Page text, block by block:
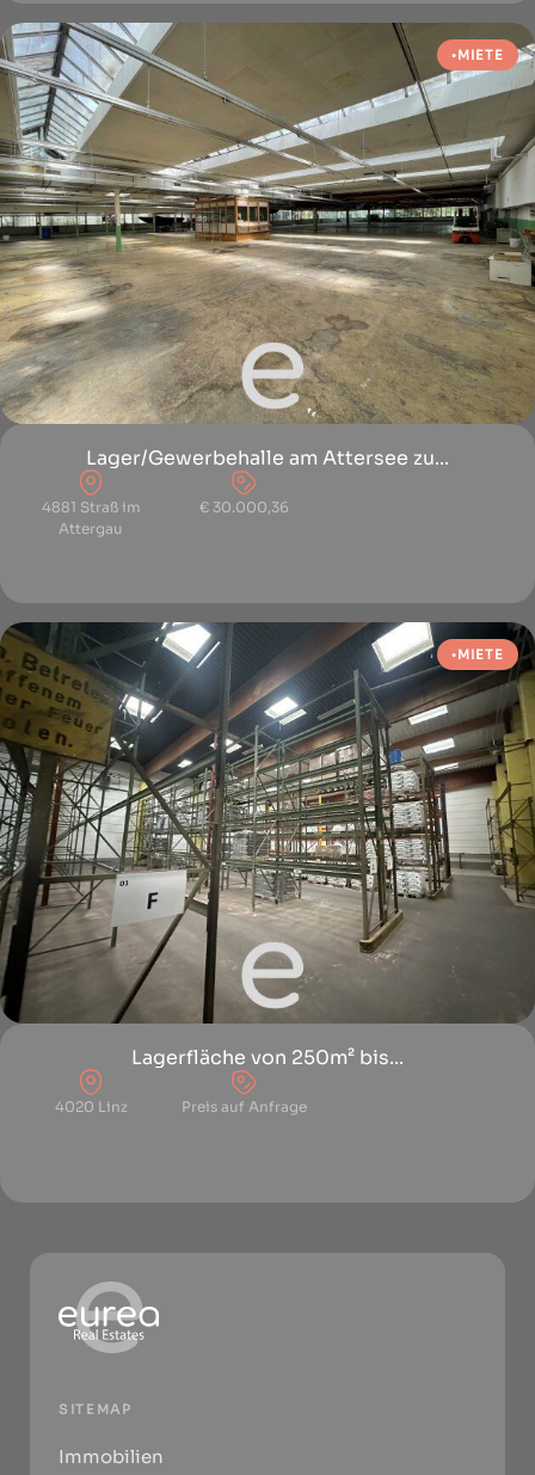
MIETE
Lager/Gewerbehalle am Attersee zu...
4881 Straß im
Attergau
€ 30.000,36
MIETE
Lagerfläche von 250m² bis...
4020 Linz Preis auf Anfrage
SITEMAP
Immobilien